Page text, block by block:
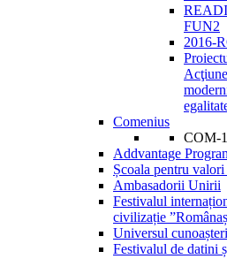
FUN2
2016-
Comenius
COM-
Addvantage
Școala pentru
Ambasadorii Unirii
Festivalul
civilizație
Universul
Festivalul de datini